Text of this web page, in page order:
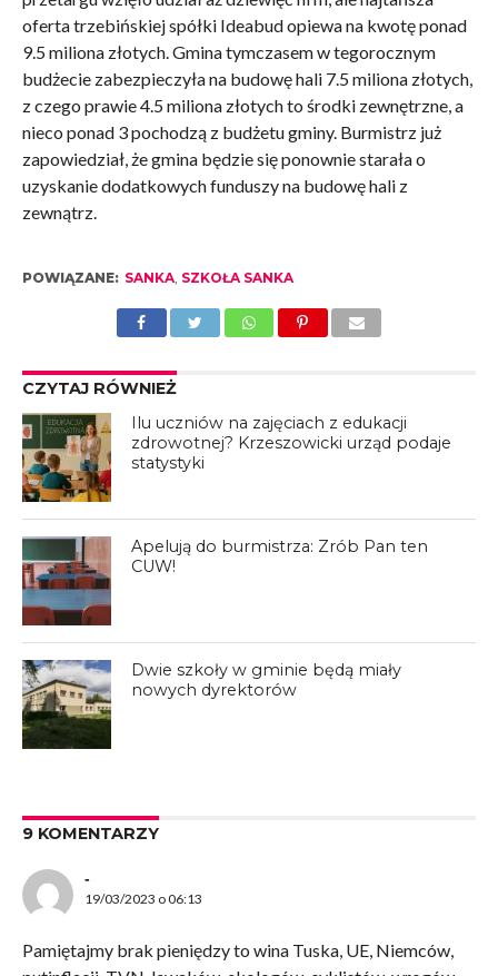
oferta trzebińskiej spółki Ideabud opiewa na kwotę ponad
9.5 miliona złotych. Gmina tymczasem w tegorocznym
budżecie zabezpieczyła na budowę hali 7.5 miliona złotych,
z czego prawie 4.5 miliona złotych to środki zewnętrzne, a
nieco ponad 3 pochodzą z budżetu gminy. Burmistrz już
zapowiedział, że gmina będzie się ponownie starała o
uzyskanie dodatkowych funduszy na budowę hali z
zewnątrz.
POWIĄZANE: SANKA, SZKOŁA SANKA
CZYTAJ RÓWNIEŻ
Ilu uczniów na zajęciach z edukacji
zdrowotnej? Krzeszowicki urząd podaje
statystyki
Apelują do burmistrza: Zrób Pan ten
CUW!
Dwie szkoły w gminie będą miały
nowych dyrektorów
9 KOMENTARZY
-
19/03/2023 o 06:13
Pamiętajmy brak pieniędzy to wina Tuska, UE, Niemców,